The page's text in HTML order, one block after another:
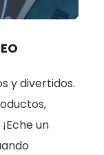
y divertidos.
un